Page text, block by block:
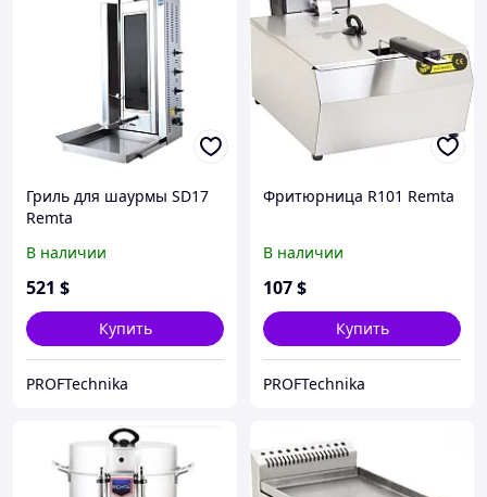
Гриль для шаурмы SD17
Remta
В наличии
521 $
Купить
PROFTechnika
Фритюрница R101 Remta
В наличии
107$
Купить
PROFTechnika